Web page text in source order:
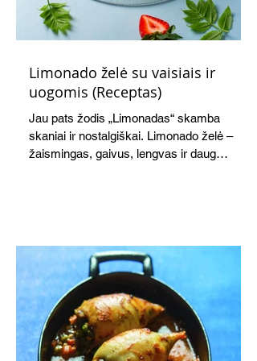
Limonado želė su vaisiais ir
uogomis (Receptas)
Jau pats žodis „Limonadas“ skamba
skaniai ir nostalgiškai. Limonado želė –
žaismingas, gaivus, lengvas ir daug